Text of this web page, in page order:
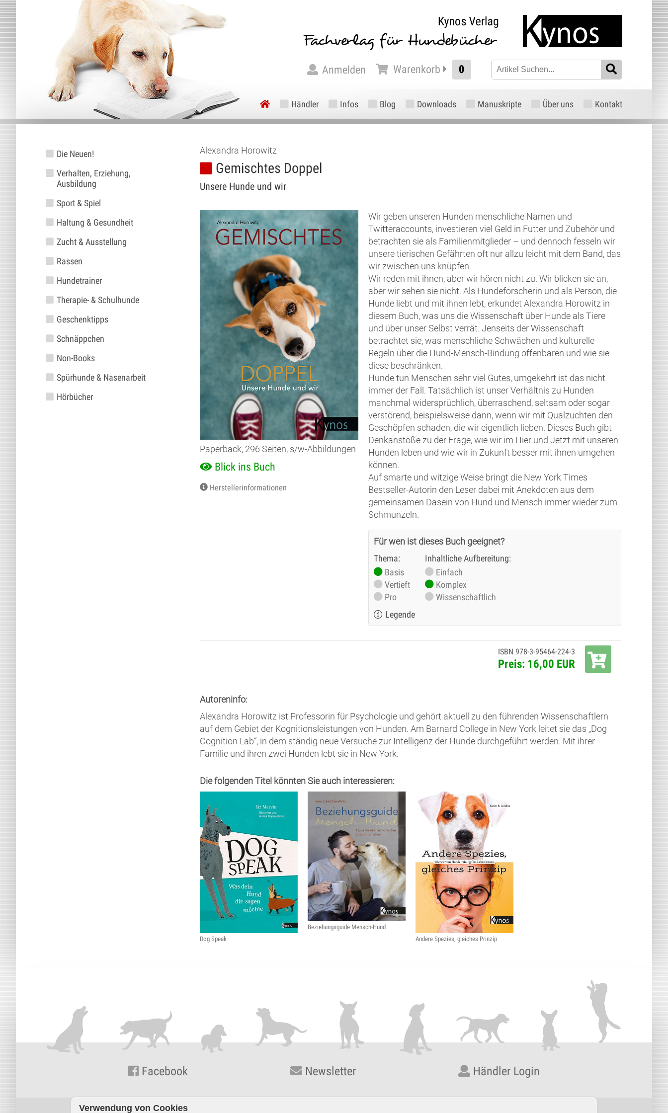
Die Neuen!
Verhalten, Erziehung,
Ausbildung
Sport & Spiel
Haltung & Gesundheit
Zucht & Ausstellung
Rassen
Hundetrainer
Therapie- & Schulhunde
Geschenktipps
Schnäppchen
Non-Books
Spürhunde & Nasenarbeit
Hörbücher
Alexandra Horowitz
Gemischtes Doppel
Unsere Hunde und wir
Paperback, 296 Seiten, s/w-Abbildungen
Blick ins Buch
Herstellerinformationen
Wir geben unseren Hunden menschliche Namen und
Twitteraccounts, investieren viel Geld in Futter und Zubehör und
betrachten sie als Familienmitglieder – und dennoch fesseln wir
unsere tierischen Gefährten oft nur allzu leicht mit dem Band, das
wir zwischen uns knüpfen.
Wir reden mit ihnen, aber wir hören nicht zu. Wir blicken sie an,
aber wir sehen sie nicht. Als Hundeforscherin und als Person, die
Hunde liebt und mit ihnen lebt, erkundet Alexandra Horowitz in
diesem Buch, was uns die Wissenschaft über Hunde als Tiere
und über unser Selbst verrät. Jenseits der Wissenschaft
betrachtet sie, was menschliche Schwächen und kulturelle
Regeln über die Hund-Mensch-Bindung offenbaren und wie sie
diese beschränken.
Hunde tun Menschen sehr viel Gutes, umgekehrt ist das nicht
immer der Fall. Tatsächlich ist unser Verhältnis zu Hunden
manchmal widersprüchlich, überraschend, seltsam oder sogar
verstörend, beispielsweise dann, wenn wir mit Qualzuchten den
Geschöpfen schaden, die wir eigentlich lieben. Dieses Buch gibt
Denkanstöße zu der Frage, wie wir im Hier und Jetzt mit unseren
Hunden leben und wie wir in Zukunft besser mit ihnen umgehen
können.
Auf smarte und witzige Weise bringt die New York Times
Bestseller-Autorin den Leser dabei mit Anekdoten aus dem
gemeinsamen Dasein von Hund und Mensch immer wieder zum
Schmunzeln.
Für wen ist dieses Buch geeignet?
Thema:
Basis
Vertieft
Pro
Inhaltliche Aufbereitung:
Einfach
Komplex
Wissenschaftlich
Legende
ISBN 978-3-95464-224-3
Preis: 16,00 EUR
Autoreninfo:
Alexandra Horowitz ist Professorin für Psychologie und gehört aktuell zu den führenden Wissenschaftlern
auf dem Gebiet der Kognitionsleistungen von Hunden. Am Barnard College in New York leitet sie das „Dog
Cognition Lab“, in dem ständig neue Versuche zur Intelligenz der Hunde durchgeführt werden. Mit ihrer
Familie und ihren zwei Hunden lebt sie in New York.
Die folgenden Titel könnten Sie auch interessieren:
Dog Speak
Beziehungsguide Mensch-Hund
Andere Spezies, gleiches Prinzip
Facebook Newsletter Händler Login
Anmelden Warenkorb 0
Händler Infos Blog Downloads Manuskripte Über uns Kontakt
Verwendung von Cookies